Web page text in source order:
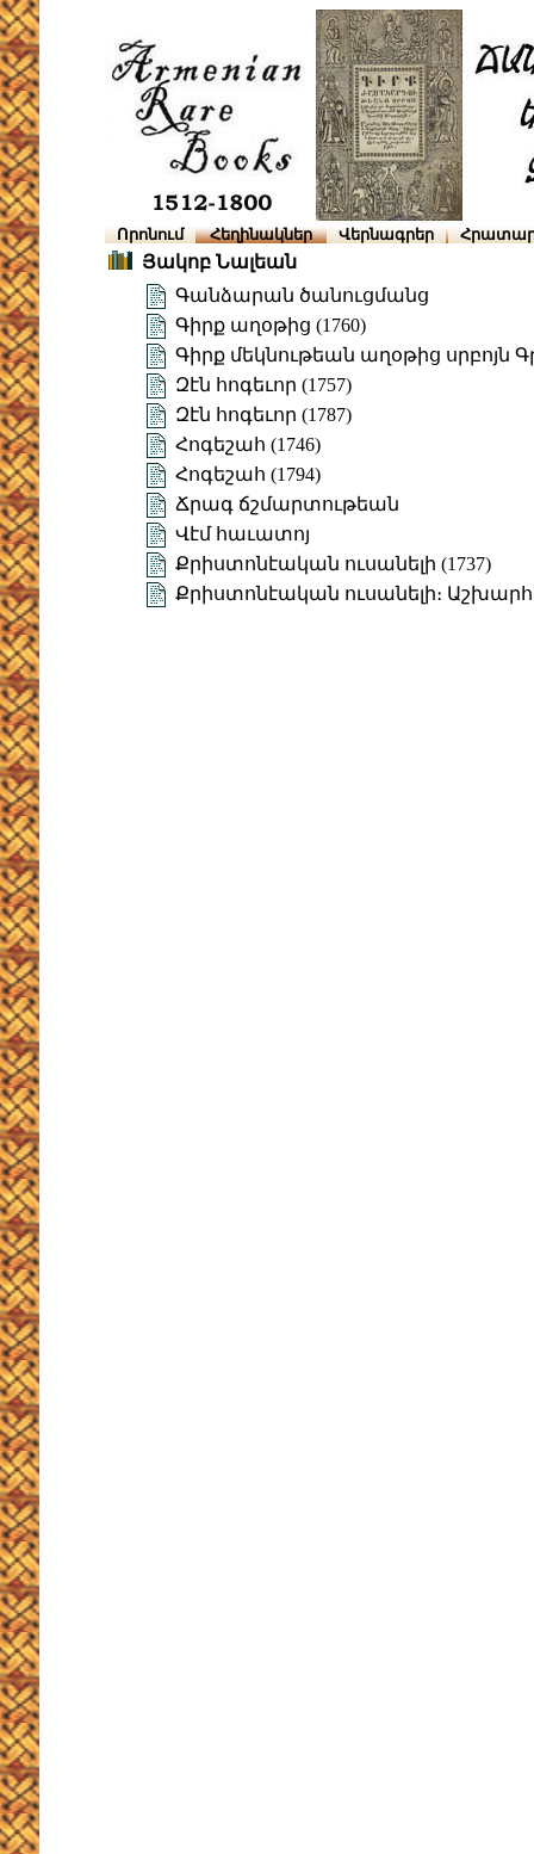
Որոնում Հեղինակներ Վերնագրեր
Յակոբ Նալեան
Գանձարան ծանուցմանց
Գիրք աղօթից (1760)
Գիրք մեկնութեան աղօթից սրբոյն
Զէն հոգեւոր (1757)
Զէն հոգեւոր (1787)
Հոգեշահ (1746)
Հոգեշահ (1794)
Ճրագ ճշմարտութեան
Վէմ հաւատոյ
Քրիստոնէական ուսանելի (1737)
Քրիստոնէական ուսանելի։